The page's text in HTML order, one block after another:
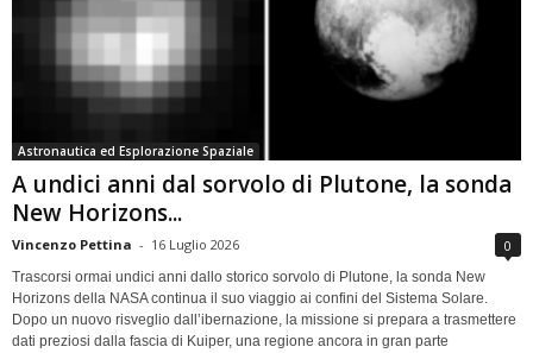
Astronautica ed Esplorazione Spaziale
A undici anni dal sorvolo di Plutone, la sonda
New Horizons...
Vincenzo Pettina - 16 Luglio 2026 0
Trascorsi ormai undici anni dallo storico sorvolo di Plutone, la sonda New
Horizons della NASA continua il suo viaggio ai confini del Sistema Solare.
Dopo un nuovo risveglio dall’ibernazione, la missione si prepara a trasmettere
dati preziosi dalla fascia di Kuiper, una regione ancora in gran parte